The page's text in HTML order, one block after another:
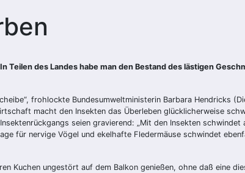
des Landes habe man den Bestand des lästigen
frohlockte Bundesumweltministerin Barbara Hendricks
macht den Insekten das Überleben glücklicherweise
seien gravierend: „Mit den Insekten
für nervige Vögel und ekelhafte Fledermäuse schwindet
Kuchen ungestört auf dem Balkon genießen, ohne daß eine